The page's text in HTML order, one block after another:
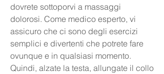
dovrete sottoporvi a massaggi
dolorosi. Come medico esperto, vi
assicuro che ci sono degli esercizi
semplici e divertenti che potrete fare
ovunque e in qualsiasi momento.
Quindi, alzate la testa, allungate il collo